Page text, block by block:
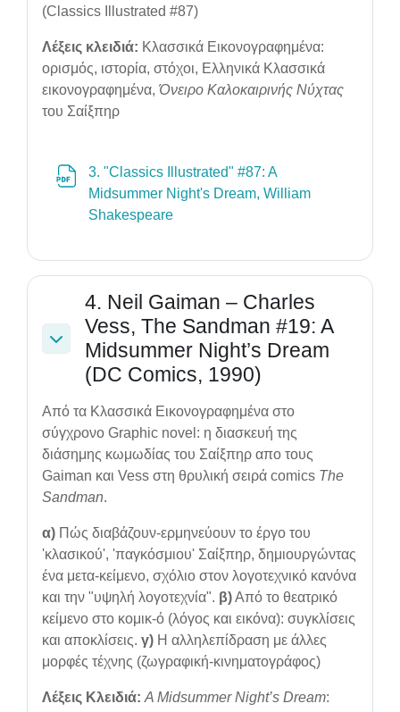
(Classics Illustrated #87)
Λέξεις κλειδιά: Κλασσικά Εικονογραφημένα:
ορισμός, ιστορία, στόχοι, Ελληνικά Κλασσικά
εικονογραφημένα, Όνειρο Καλοκαιρινής Νύχτας
του Σαίξπηρ
3. "Classics Illustrated" #87: A
Midsummer Night's Dream, William
Shakespeare
Collapse
4. Neil Gaiman – Charles
Vess, The Sandman #19: A
Midsummer Night’s Dream
(DC Comics, 1990)
Από τα Κλασσικά Εικονογραφημένα στο
σύγχρονο Graphic novel: η διασκευή της
διάσημης κωμωδίας του Σαίξπηρ απο τους
Gaiman και Vess στη θρυλική σειρά comics The
Sandman.
α) Πώς διαβάζουν-ερμηνεύουν το έργο του
'κλασικού', 'παγκόσμιου' Σαίξπηρ, δημιουργώντας
ένα μετα-κείμενο, σχόλιο στον λογοτεχνικό κανόνα
και την "υψηλή λογοτεχνία". β)Από το θεατρικό
κείμενο στο κομικ-ό (λόγος και εικόνα): συγκλίσεις
και αποκλίσεις. γ) Η αλληλεπίδραση με άλλες
μορφές τέχνης (ζωγραφική-κινηματογράφος)
Λέξεις Κλειδιά: A Midsummer Night’s Dream: